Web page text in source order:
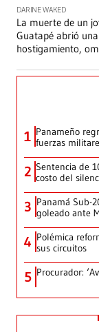
DARINE WAKED
La muerte de un
Guatapé abrió
hostigamiento,
1 Panameño
fuerzas
2 Sentencia de
costo del
3 Panamá Sub-
goleado ante
4 Polémica
sus circuitos
5 Procurador: